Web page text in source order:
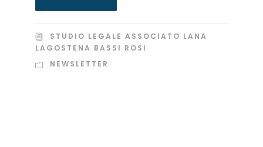
STUDIO LEGALE ASSOCIATO LANA
LAGOSTENA BASSI ROSI
NEWSLETTER